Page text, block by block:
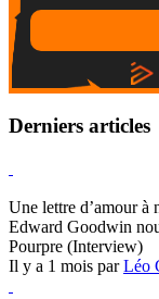
Derniers articles
Une lettre d’amour à
Edward Goodwin
Pourpre (Interview)
Il y a 1 mois parLéo